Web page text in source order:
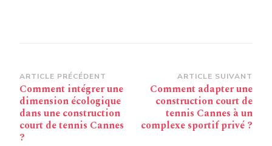
Navigation
d’article
ARTICLE PRÉCÉDENT
Comment intégrer une
dimension écologique
dans une construction
court de tennis Cannes
?
ARTICLE SUIVANT
Comment adapter une
construction court de
tennis Cannes à un
complexe sportif privé ?